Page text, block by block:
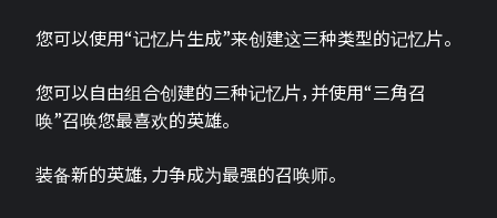
您可以使用“记忆片生成”来创建这三种类型的记忆片。
您可以自由组合创建的三种记忆片，并使用“三角召
唤”召唤您最喜欢的英雄。
装备新的英雄，力争成为最强的召唤师。